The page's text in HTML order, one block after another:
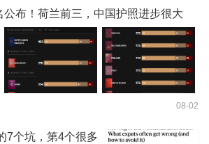
布！荷兰前三，中国护照进步很大
08-02
7个坑，第4个很多